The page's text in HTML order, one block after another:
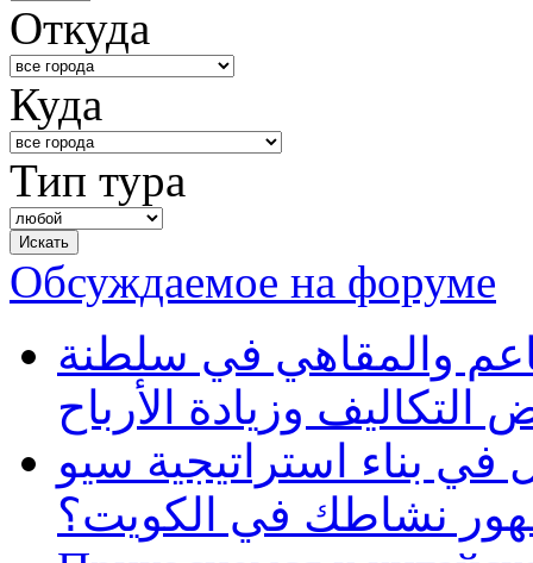
Откуда
Куда
Тип тура
Обсуждаемое на форуме
والمقاهي في سلطنة
وزيادة الأرباح
بناء استراتيجية سيو
نشاطك في الكويت؟